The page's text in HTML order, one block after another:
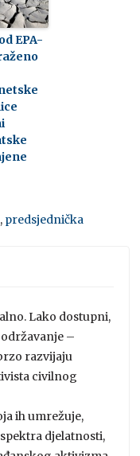
EPA-
, predsjednička
Lako dostupni,
–
razvijaju
civilnog
ih umrežuje,
djelatnosti,